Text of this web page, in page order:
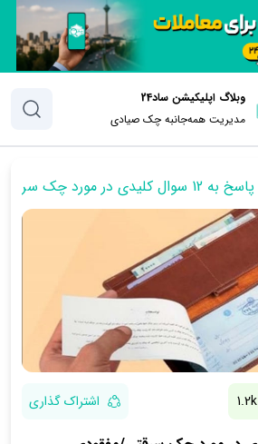
وبلاگ اپلیکیشن ساد24
مدیریت همه‌جانبه چک‌ صیادی
پاسخ به 12 سوال کلیدی در مورد چک سرقتی/مفقودی
1.2k اشتراک گذاری